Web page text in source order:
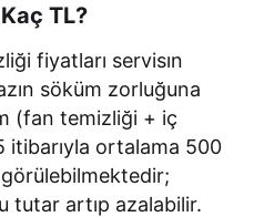
TL?
fiyatları servisın
söküm zorluğuna
(fan temizliği + iç
ortalama 500
görülebilmektedir;
tutar artıp azalabilir.